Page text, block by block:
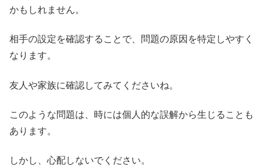
かもしれません。
相手の設定を確認することで、問題の原因を特定しやすく
なります。
友人や家族に確認してみてくださいね。
このような問題は、時には個人的な誤解から生じることも
あります。
しかし、心配しないでください。